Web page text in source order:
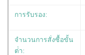
การรับรอง:
จํานวนการสั่งซื้อขั้น
ต่ํา: